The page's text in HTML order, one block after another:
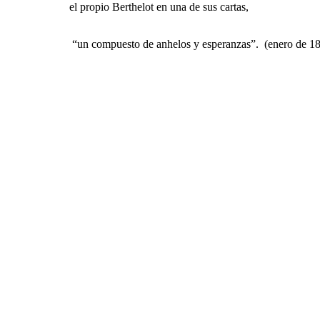
el propio Berthelot en una de sus cartas,
“un compuesto de anhelos y esperanzas”. (enero de